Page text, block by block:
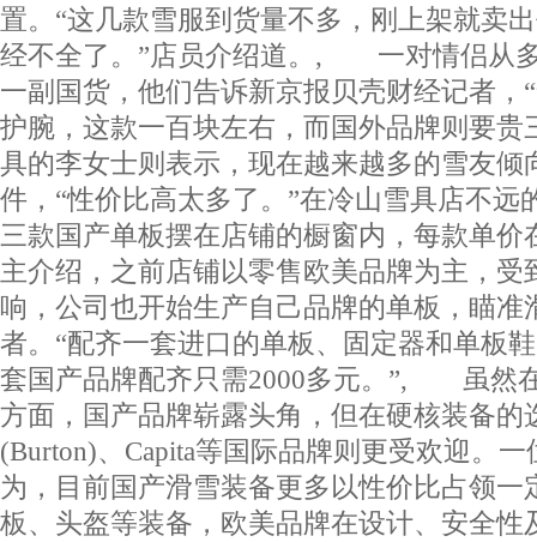
置。“这几款雪服到货量不多，刚上架就卖
经不全了。”店员介绍道。, 一对情侣从
一副国货，他们告诉新京报贝壳财经记者，
护腕，这款一百块左右，而国外品牌则要贵
具的李女士则表示，现在越来越多的雪友倾
件，“性价比高太多了。”在冷山雪具店不远
三款国产单板摆在店铺的橱窗内，每款单价
主介绍，之前店铺以零售欧美品牌为主，受
响，公司也开始生产自己品牌的单板，瞄准
者。“配齐一套进口的单板、固定器和单板
套国产品牌配齐只需2000多元。”, 虽然
方面，国产品牌崭露头角，但在硬核装备的
(Burton)、Capita等国际品牌则更受欢迎。
为，目前国产滑雪装备更多以性价比占领一
板、头盔等装备，欧美品牌在设计、安全性